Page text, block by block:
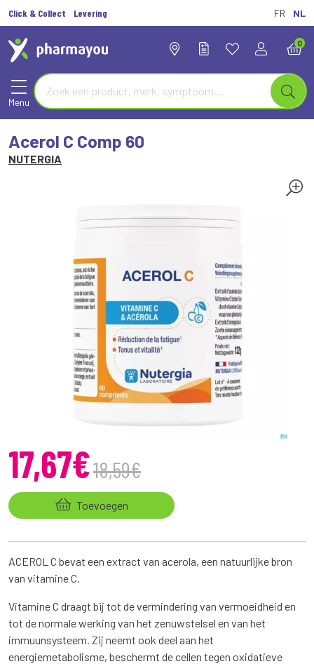
Click & Collect Levering FR NL
0
Menu
Acerol C Comp 60
NUTERGIA
17,67€18,59€
Toevoegen
ACEROL C bevat een extract van acerola, een natuurlijke bron
van vitamine C.
Vitamine C draagt bij tot de vermindering van vermoeidheid en
tot de normale werking van het zenuwstelsel en van het
immuunsysteem. Zij neemt ook deel aan het
energiemetabolisme, beschermt de cellen tegen oxidatieve